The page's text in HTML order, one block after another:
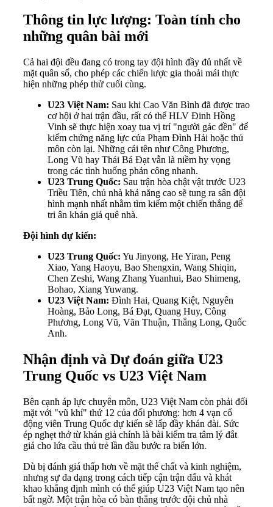
Thông tin lực lượng: Toàn tính cho
những quân bài mới
Cả hai đội đều đang có trong tay đội hình đầy đủ nhất về
mặt quân số, cho phép các chiến lược gia thoải mái thực
hiện những phép thử cuối cùng.
U23 Việt Nam: Sau khi Cao Văn Bình đã được trao
cơ hội ở hai trận đầu, rất có thể HLV Đinh Hồng
Vinh sẽ thực hiện xoay tua vị trí "người gác đền" để
kiểm chứng năng lực của Phạm Đình Hải hoặc thủ
môn còn lại. Những cái tên như Công Phương,
Long Vũ hay Thái Bá Đạt vẫn là niềm hy vọng
trong các tình huống phản công nhanh.
U23 Trung Quốc: Sau trận hòa chật vật trước U23
Triều Tiên, chủ nhà khả năng cao sẽ tung ra sân đội
hình mạnh nhất nhằm tìm kiếm một chiến thắng để
tri ân khán giả quê nhà.
Đội hình dự kiến:
U23 Trung Quốc: Yu Jinyong, He Yiran, Peng
Xiao, Yang Haoyu, Bao Shengxin, Wang Shiqin,
Chen Zeshi, Wang Zhang Yuanhui, Bao Shimeng,
Bohao, Xiang Yuwang.
U23 Việt Nam: Đình Hai, Quang Kiệt, Nguyên
Hoàng, Bảo Long, Bá Đạt, Quang Huy, Công
Phương, Long Vũ, Văn Thuận, Thắng Long, Quốc
Anh.
Nhận định và Dự đoán giữa U23
Trung Quốc vs U23 Việt Nam
Bên cạnh áp lực chuyên môn, U23 Việt Nam còn phải đối
mặt với "vũ khí" thứ 12 của đối phương: hơn 4 vạn cổ
động viên Trung Quốc dự kiến sẽ lấp đầy khán đài. Sức
ép nghẹt thở từ khán giả chính là bài kiểm tra tâm lý đắt
giá cho lứa cầu thủ trẻ lần đầu bước ra biển lớn.
Dù bị đánh giá thấp hơn về mặt thể chất và kinh nghiệm,
nhưng sự đa dạng trong cách tiếp cận trận đấu và khát
khao khẳng định mình có thể giúp U23 Việt Nam tạo nên
bất ngờ. Một trận hòa có bàn thắng trước đội chủ nhà